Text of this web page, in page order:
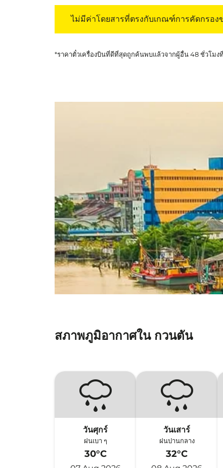
ไม่มีค่าโดยสารที่ตรงกับเกณฑ์การคัดกรอ
*ราคาตั๋วเครื่องบินที่ดีที่สุดถูกค้นพบแล้วจากผู้อื่น 48 ชั่วโมง
สภาพภูมิอากาศใน กวนตัน
วันศุกร์
ฝนเบา ๆ
30°C
วันเสาร์
ฝนปานกลาง
32°C